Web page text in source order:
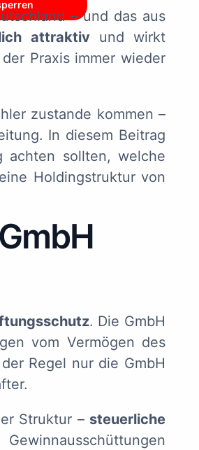
– und das aus
attraktivund wirkt
Praxis immer wieder
zustande kommen –
In diesem Beitrag
achten sollten, welche
Holdingstruktur von
. Die GmbH
vom Vermögen des
Regel nur die GmbH
Struktur – steuerliche